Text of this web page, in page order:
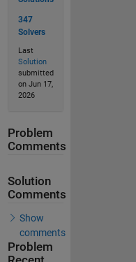
347
Solvers
Last
Solution
submitted
on Jun 17,
2026
Problem
Comments
Solution
Comments
Show
comments
Problem